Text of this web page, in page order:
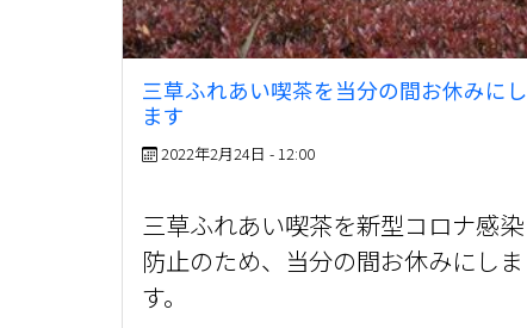
三草ふれあい喫茶を当分の間お休みにし
ます
2022年2月24日 - 12:00
三草ふれあい喫茶を新型コロナ感染
防止のため、当分の間お休みにしま
す。